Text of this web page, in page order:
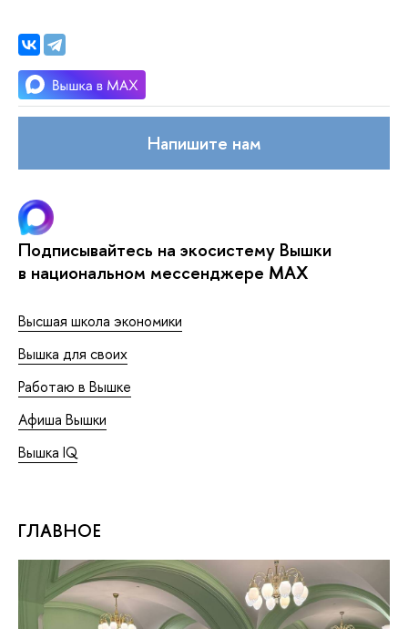
Напишите нам
Подписывайтесь на экосистему Вышки
в национальном мессенджере MAX
Высшая школа экономики
Вышка для своих
Работаю в Вышке
Афиша Вышки
Вышка IQ
ГЛАВНОЕ